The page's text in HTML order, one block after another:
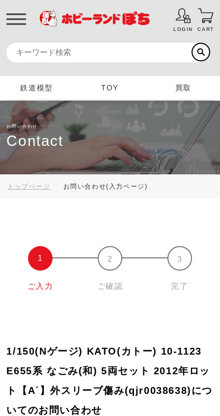
LOGIN CART
鉄道模型 TOY 買取
お問い合わせ
Contact
トップページ お問い合わせ(入力ページ)
ご入力 ご確認 完了
1/150(Nゲージ) KATO(カトー) 10-1123
E655系 なごみ(和) 5両セット 2012年ロッ
ト【A´】外スリーブ傷み(qjr0038638)につ
いてのお問い合わせ